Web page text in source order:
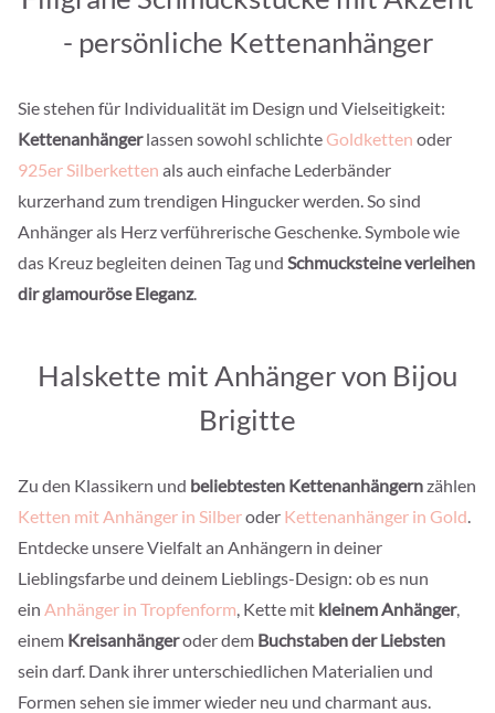
- persönliche Kettenanhänger
Sie stehen für Individualität im Design und Vielseitigkeit:
Kettenanhängerlassen sowohl schlichte Goldketten oder
925er Silberketten als auch einfache Lederbänder
kurzerhand zum trendigen Hingucker werden. So sind
Anhänger als Herz verführerische Geschenke. Symbole wie
das Kreuz begleiten deinen Tag und Schmucksteine verleihen
dir glamouröse Eleganz.
Halskette mit Anhänger von Bijou
Brigitte
Zu den Klassikern und beliebtesten Kettenanhängernzählen
Ketten mit Anhänger in Silberoder Kettenanhänger in Gold.
Entdecke unsere Vielfalt an Anhängern in deiner
Lieblingsfarbe und deinem Lieblings-Design: ob es nun
ein Anhänger in Tropfenform, Kette mit kleinem Anhänger,
einem Kreisanhängeroder dem Buchstaben der Liebsten
sein darf. Dank ihrer unterschiedlichen Materialien und
Formen sehen sie immer wieder neu und charmant aus.